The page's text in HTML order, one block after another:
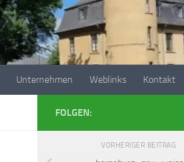
Unternehmen Weblinks Kontakt
FOLGEN:
VORHERIGER BEITRAG